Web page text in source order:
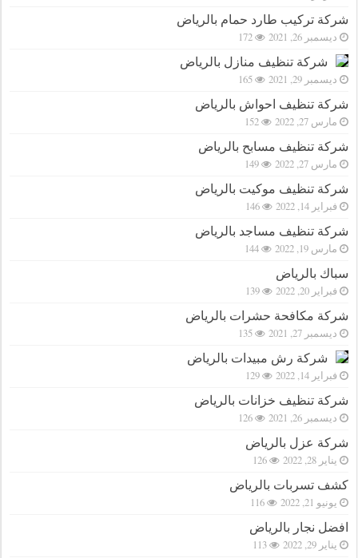
شركة تركيب طارد حمام بالرياض
ديسمبر 26, 2021 172
شركة تنظيف منازل بالرياض
ديسمبر 29, 2021 165
شركة تنظيف احواش بالرياض
مارس 27, 2022 152
شركة تنظيف مسابح بالرياض
مارس 27, 2022 149
شركة تنظيف موكيت بالرياض
فبراير 14, 2022 146
شركة تنظيف مساجد بالرياض
مارس 19, 2022 144
سباك بالرياض
فبراير 20, 2022 139
شركة مكافحة حشرات بالرياض
ديسمبر 27, 2021 135
شركة رش مبيدات بالرياض
فبراير 14, 2022 129
شركة تنظيف خزانات بالرياض
ديسمبر 26, 2021 126
شركة عزل بالرياض
يناير 28, 2022 126
كشف تسربات بالرياض
يونيو 21, 2022 116
افضل نجار بالرياض
يناير 29, 2022 113